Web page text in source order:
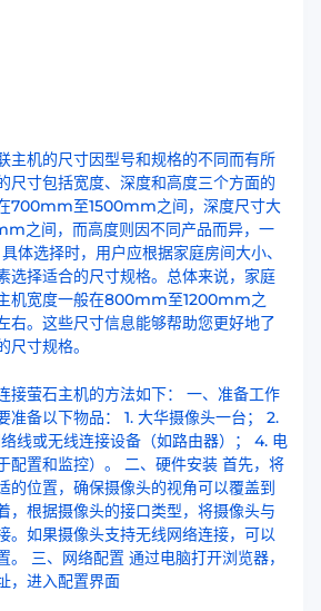
主机的尺寸因型号和规格的不同而有所
尺寸包括宽度、深度和高度三个方面的
700mm至1500mm之间，深度尺寸大
之间，而高度则因不同产品而异，一
体选择时，用户应根据家庭房间大小、
选择适合的尺寸规格。总体来说，家庭
机宽度一般在800mm至1200mm之
。这些尺寸信息能够帮助您更好地了
寸规格。
接萤石主机的方法如下： 一、准备工作
准备以下物品： 1. 大华摄像头一台； 2.
线或无线连接设备（如路由器）； 4. 电
配置和监控）。 二、硬件安装 首先，将
的位置，确保摄像头的视角可以覆盖到
，根据摄像头的接口类型，将摄像头与
。如果摄像头支持无线网络连接，可以
。 三、网络配置 通过电脑打开浏览器，
，进入配置界面